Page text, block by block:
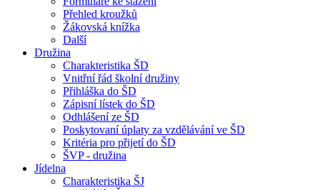
Přehled kroužků
Žákovská knížka
Další
Družina
Charakteristika ŠD
Vnitřní řád školní družiny
Přihláška do ŠD
Zápisní lístek do ŠD
Odhlášení ze ŠD
Poskytovaní úplaty za vzdělávání ve ŠD
Kritéria pro přijetí do ŠD
ŠVP - družina
Jídelna
Charakteristika ŠJ